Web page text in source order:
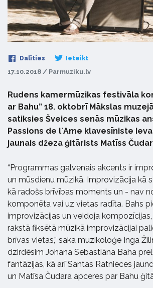
Dalīties Ieteikt
17.10.2018 / Parmuziku.lv
Rudens kamermūzikas festivāla
ar Bahu” 18. oktobrī Mākslas
satiksies Šveices senās mūzikas
Passions de l`Ame klavesīniste
jaunais džeza ģitārists Matīss
“Programmas galvenais akcents ir
un mūsdienu mūzikā. Improvizācija kā
kā radošs brīvības moments un - nav
komponēta vai uz vietas radīta. Bahs
improvizācijas un veidoja
rakstā fiksētā mūzikā improvizācijai
brīvas vietas,” saka muzikoloģe Inga
dzirdēsim Johana Sebastiāna Baha
fantāzijas, kā arī Santas Ratnieces
un Matīsa Čudara apceres par Bahu